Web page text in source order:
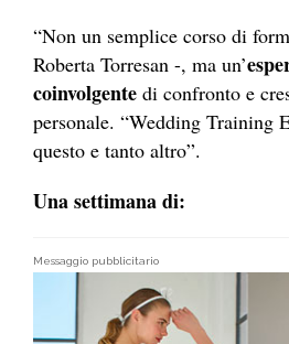
“Non un semplice corso di
Roberta Torresan -, ma un’
coinvolgente di confronto e
personale. “Wedding Training
questo e tanto altro”.
Una settimana di:
Messaggio pubblicitario